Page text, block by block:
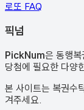
로또 FAQ
픽넘
PickNum은 동행복
당첨에 필요한 다양
본 사이트는 복권수
겨주세요.